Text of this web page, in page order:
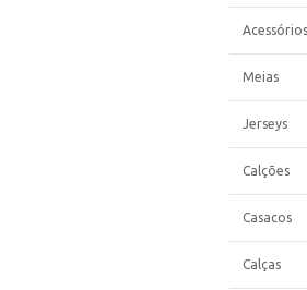
Acessórios
Meias
Jerseys
Calções
Casacos
Calças